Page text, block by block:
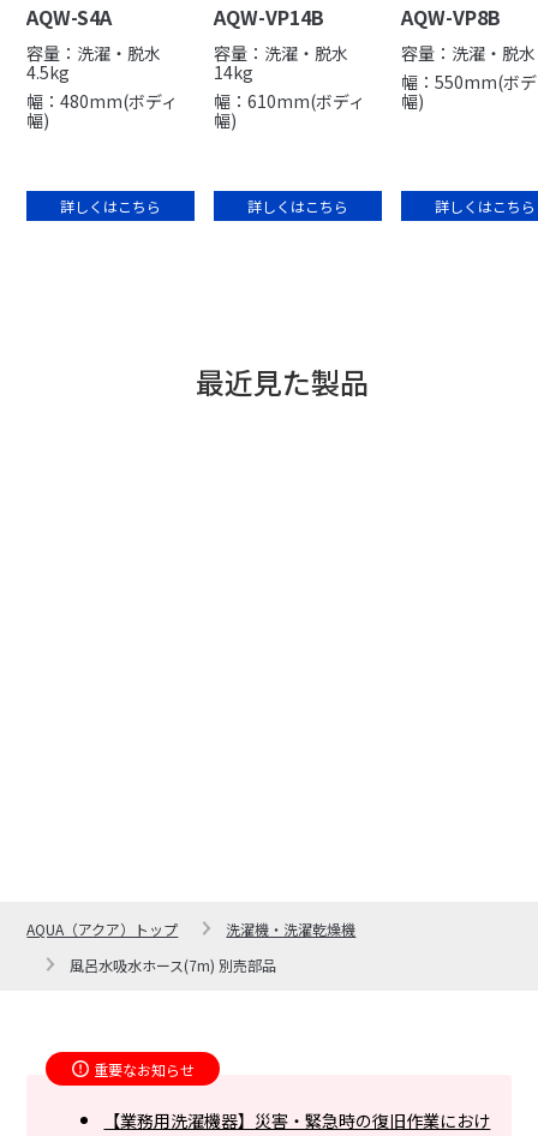
AQW-S4A
容量：洗濯・脱水
4.5kg
幅：480mm(ボディ
幅)
詳しくはこちら
AQW-VP14B
容量：洗濯・脱水
14kg
幅：610mm(ボディ
幅)
詳しくはこちら
AQW-VP8B
容量：洗濯・脱
幅：550mm(ボ
幅)
詳しくはこちら
最近見た製品
AQUA（アクア）トップ
洗濯機・洗濯乾燥機
風呂水吸水ホース(7m) 別売部品
重要なお知らせ
【業務用洗濯機器】災害・緊急時の復旧作業におけ